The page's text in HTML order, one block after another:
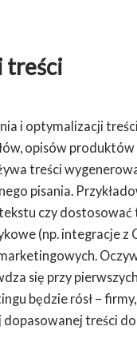
treści
i optymalizacji
opisów
treści
pisania.
czy dostosować
(np. integracje z
się przy
będzie rósł –
dopasowanej treści